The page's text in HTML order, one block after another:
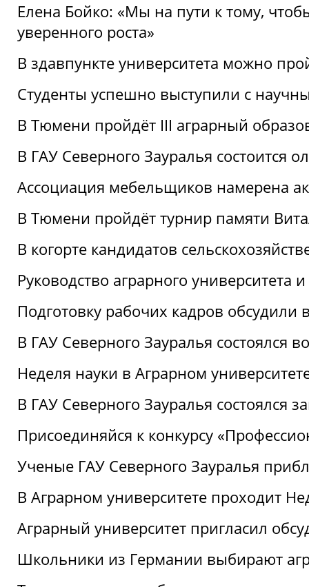
Елена Бойко: «Мы на пути к тому,
уверенного роста»
В здавпункте университета можно
Студенты успешно выступили с
В Тюмени пройдёт III аграрный
В ГАУ Северного Зауралья состоится
Ассоциация мебельщиков намерена
В Тюмени пройдёт турнир памяти
В когорте кандидатов
Руководство аграрного
Подготовку рабочих кадров
В ГАУ Северного Зауралья состоялся
Неделя науки в Аграрном
В ГАУ Северного Зауралья
Присоединяйся к конкурсу
Ученые ГАУ Северного Зауралья
В Аграрном университете проходит
Аграрный университет пригласил
Школьники из Германии выбирают